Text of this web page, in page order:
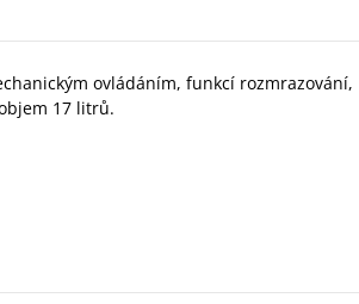
ovládáním, funkcí rozmrazování,
17 litrů.